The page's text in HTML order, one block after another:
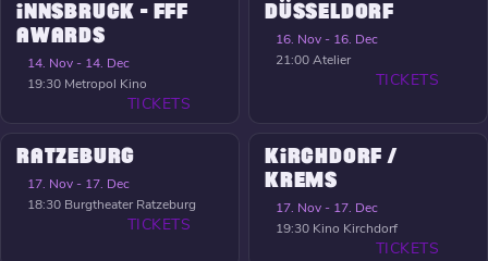
INNSBRUCK - FFF
AWARDS
14. Nov - 14. Dec
19:30 Metropol Kino
TICKETS
DÜSSELDORF
16. Nov - 16. Dec
21:00Atelier
TICKETS
RATZEBURG
17. Nov - 17. Dec
18:30 Burgtheater Ratzeburg
TICKETS
KIRCHDORF /
KREMS
17. Nov - 17. Dec
19:30 Kino Kirchdorf
TICKETS